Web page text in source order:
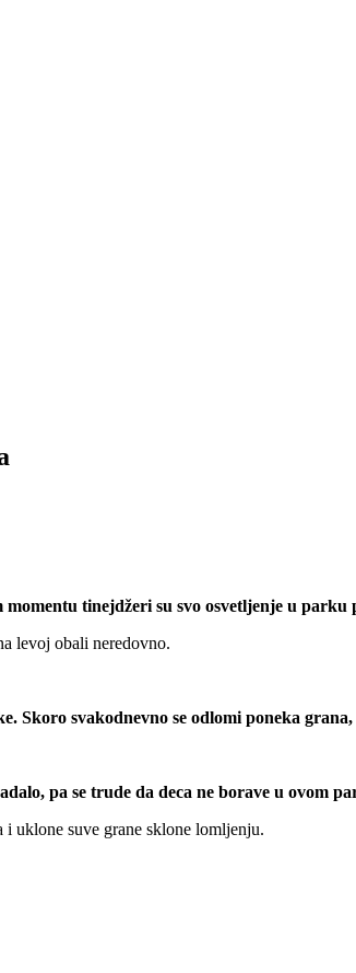
tinejdžeri su svo osvetljenje u
levoj obali neredovno.
svakodnevno se odlomi poneka
pa se trude da deca ne borave u ovom
i uklone suve grane sklone lomljenju.